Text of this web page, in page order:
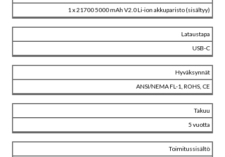
1 x 21700 5000 mAh V2.0 Li-ion akkuparisto (sisältyy)
Lataustapa
USB-C
Hyväksynnät
ANSI/NEMA FL-1, ROHS, CE
Takuu
5 vuotta
Toimitussisältö